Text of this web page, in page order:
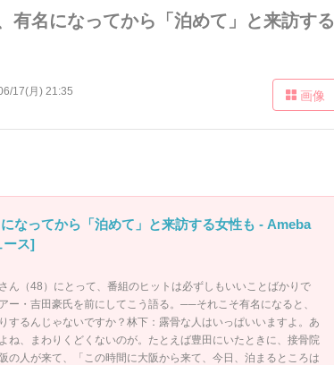
有名になってから「泊めて」と来訪する
17(月) 21:35 画像
なってから「泊めて」と来訪する女性も - Ameba
ース]
ん（48）にとって、番組のヒットは必ずしもいいことばかりで
ー・吉田豪氏を前にしてこう語る。──それこそ有名になると、
するんじゃないですか？林下：露骨な人はいっぱいいますよ。あ
ね、まわりくどくないのが。たとえば豊田にいたときに、接骨院
の人が来て、「この時間に大阪から来て、今日、泊まるところは